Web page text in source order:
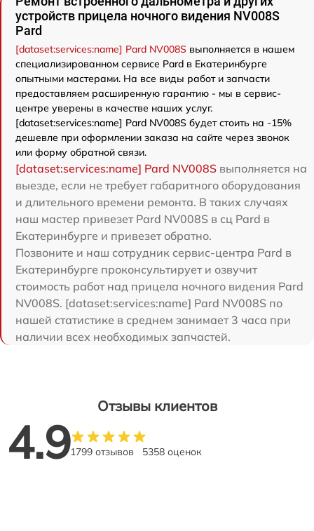
устройств прицела ночного видения NV008S
Pard
[dataset:services:name] Pard NV008S выполняется в нашем
специализированном сервисе Pard в Екатеринбурге
опытными мастерами. На все виды работ и запчасти
предоставляем расширенную гарантию - мы в сервис-
центре уверены в качестве наших услуг.
[dataset:services:name] Pard NV008S будет стоить на -15%
дешевле при оформлении заказа на сайте через звонок
или форму обратной связи.
[dataset:services:name] Pard NV008S выполняется на
выезде, если не требует габаритного оборудования
и длительного времени ремонта. В таких случаях
наш мастер привезет Pard NV008S в сц Pard в
Екатеринбурге и привезет обратно.
Позвоните и наш сотрудник сервис-центра Pard в
Екатеринбурге проконсультирует и озвучит
стоимость работ над прицела ночного видения Pard
NV008S. [dataset:services:name] Pard NV008S по
нашей статистике в среднем занимает 3 часа при
наличии всех необходимых запчастей.
Отзывы клиентов
4.91799 отзывов 5358 оценок